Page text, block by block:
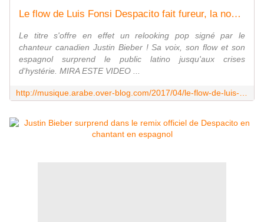
Le flow de Luis Fonsi Despacito fait fureur, la nouvelle version de Justin Bieber surprend ! - LNO
Le titre s'offre en effet un relooking pop signé par le
chanteur canadien Justin Bieber ! Sa voix, son flow et son
espagnol surprend le public latino jusqu'aux crises
d'hystérie. MIRA ESTE VIDEO ...